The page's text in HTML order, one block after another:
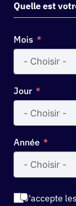
+1
Quelle est
Mois
Jour
Année
J'accepte les